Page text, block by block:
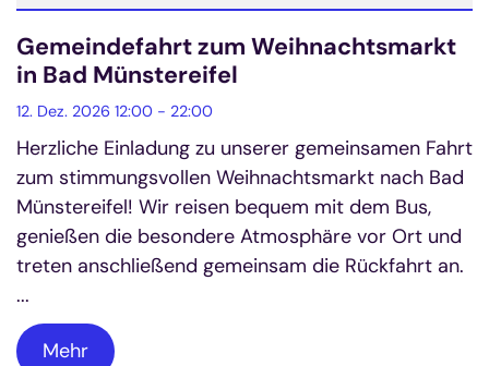
Datum: 12. Dezember 2026
Gemeindefahrt zum Weihnachtsmarkt
in Bad Münstereifel
12. Dez. 2026 12:00 - 22:00
Herzliche Einladung zu unserer gemeinsamen Fahrt
zum stimmungsvollen Weihnachtsmarkt nach Bad
Münstereifel! Wir reisen bequem mit dem Bus,
genießen die besondere Atmosphäre vor Ort und
treten anschließend gemeinsam die Rückfahrt an.
...
Mehr